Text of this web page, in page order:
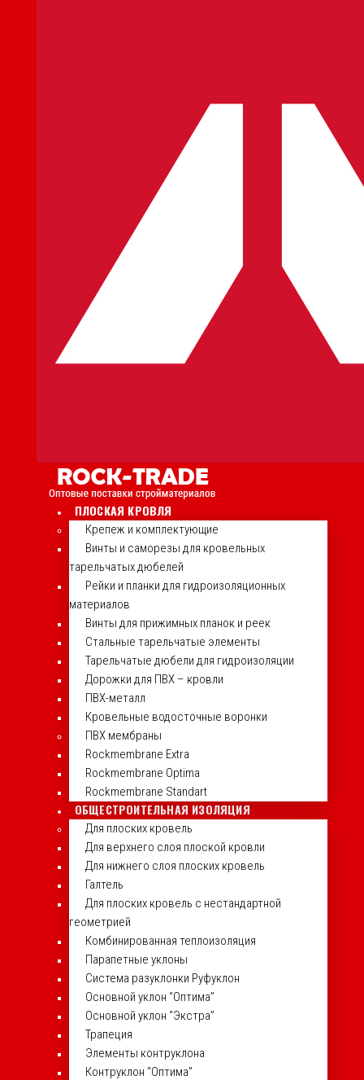
ПЛОСКАЯ КРОВЛЯ
Крепеж и комплектующие
Винты и саморезы для кровельных
тарельчатых дюбелей
Рейки и планки для гидроизоляционных
материалов
Винты для прижимных планок и реек
Стальные тарельчатые элементы
Тарельчатые дюбели для гидроизоляции
Дорожки для ПВХ – кровли
ПВХ-металл
Кровельные водосточные воронки
ПВХ мембраны
Rockmembrane Extra
Rockmembrane Optima
Rockmembrane Standart
ОБЩЕСТРОИТЕЛЬНАЯ ИЗОЛЯЦИЯ
Для плоских кровель
Для верхнего слоя плоской кровли
Для нижнего слоя плоских кровель
Галтель
Для плоских кровель с нестандартной
геометрией
Комбинированная теплоизоляция
Парапетные уклоны
Система разуклонки Руфуклон
Основной уклон “Оптима”
Основной уклон “Экстра”
Трапеция
Элементы контруклона
Контруклон “Оптима”